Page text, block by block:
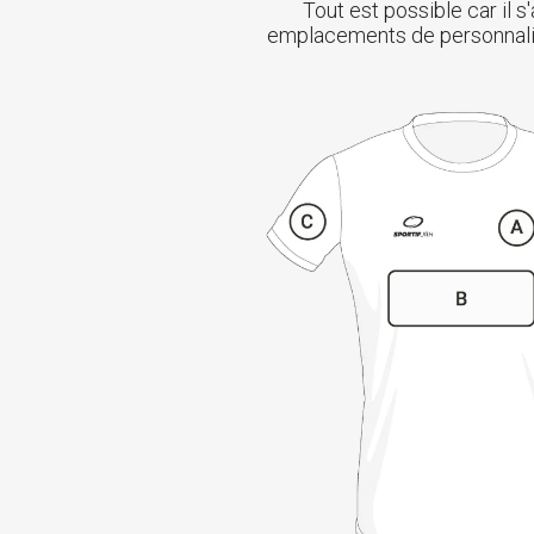
Tout est possible car il
emplacements de